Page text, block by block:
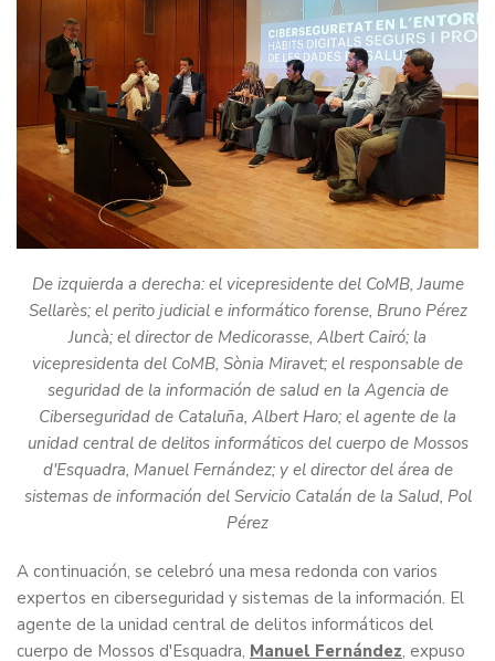
De izquierda a derecha: el vicepresidente del CoMB, Jaume
Sellarès; el perito judicial e informático forense, Bruno Pérez
Juncà; el director de Medicorasse, Albert Cairó; la
vicepresidenta del CoMB, Sònia Miravet; el responsable de
seguridad de la información de salud en la Agencia de
Ciberseguridad de Cataluña, Albert Haro; el agente de la
unidad central de delitos informáticos del cuerpo de Mossos
d'Esquadra, Manuel Fernández; y el director del área de
sistemas de información del Servicio Catalán de la Salud, Pol
Pérez
A continuación, se celebró una mesa redonda con varios
expertos en ciberseguridad y sistemas de la información. El
agente de la unidad central de delitos informáticos del
cuerpo de Mossos d'Esquadra, Manuel Fernández, expuso